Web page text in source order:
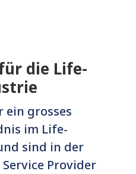
die Life-
ein grosses
im Life-
sind in der
Provider